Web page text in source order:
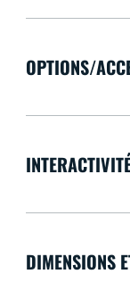
OPTIONS/
DIMENSIONS